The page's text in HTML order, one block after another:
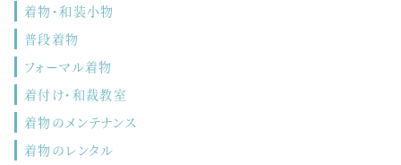
着物・和装小物
普段着物
フォーマル着物
着付け・和裁教室
着物のメンテナンス
着物のレンタル